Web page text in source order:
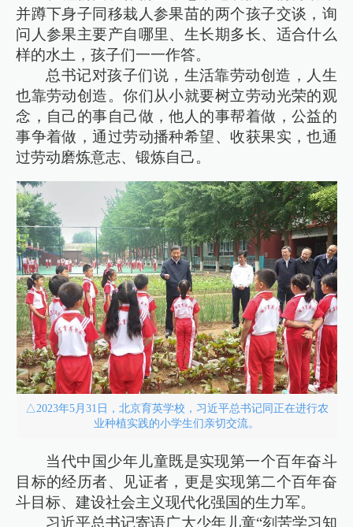
并蹲下身子同移栽人参果苗的两个孩子交谈，询
问人参果主要产自哪里、生长期多长、适合什么
样的水土，孩子们一一作答。
总书记对孩子们说，生活靠劳动创造，人生
也靠劳动创造。你们从小就要树立劳动光荣的观
念，自己的事自己做，他人的事帮着做，公益的
事争着做，通过劳动播种希望、收获果实，也通
过劳动磨炼意志、锻炼自己。
△2023年5月31日，北京育英学校，习近平总书记同正在进行农
业种植实践的小学生们亲切交流。
当代中国少年儿童既是实现第一个百年奋斗
目标的经历者、见证者，更是实现第二个百年奋
斗目标、建设社会主义现代化强国的生力军。
习近平总书记寄语广大少年儿童“刻苦学习知